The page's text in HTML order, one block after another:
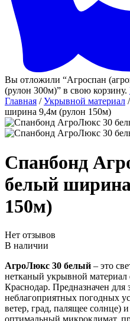
Вы отложили “Агроспан
(рулон 300м)” в свою корзину.
Главная /Укрывной материал
ширина 9,4м (рулон 150м)
Спанбонд
белый
150м)
Нет отзывов
В наличии
АгроЛюкс 30 белый – это
нетканый укрывной материал
Краснодар. Предназначен для
неблагоприятных погодных
ветер, град, палящее солнце)
оптимальный микроклимат,